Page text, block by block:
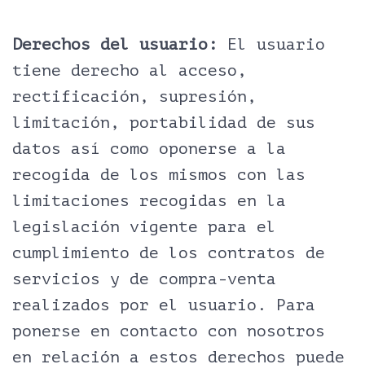
Derechos del usuario:
El usuario
tiene derecho al acceso,
rectificación, supresión,
limitación, portabilidad de sus
datos así como oponerse a la
recogida de los mismos con las
limitaciones recogidas en la
legislación vigente para el
cumplimiento de los contratos de
servicios y de compra-venta
realizados por el usuario. Para
ponerse en contacto con nosotros
en relación a estos derechos puede